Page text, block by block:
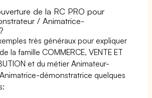
de la RC PRO pour
/ Animatrice-
très généraux pour expliquer
la famille COMMERCE, VENTE ET
et du métier Animateur-
démonstratrice quelques